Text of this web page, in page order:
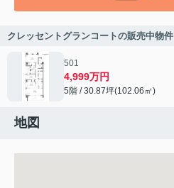
クレッセントグランコートの販売中物件
501
4,999万円
5階 / 30.87坪(102.06㎡)
地図